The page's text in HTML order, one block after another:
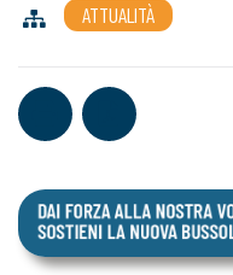
ATTUALITÀ